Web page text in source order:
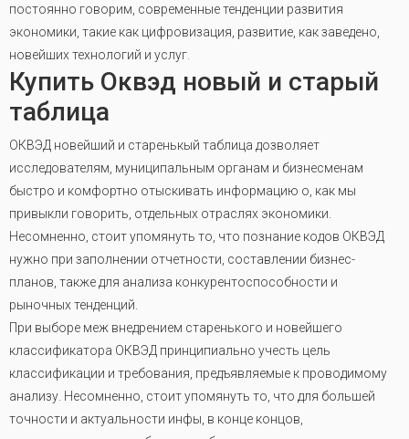
постоянно говорим, современные тенденции развития
экономики, такие как цифровизация, развитие, как заведено,
новейших технологий и услуг
Купить Оквэд новый и старый
таблица
ОКВЭД новейший и старенькый таблица дозволяет
исследователям, муниципальным органам и бизнесменам
быстро и комфортно отыскивать информацию о, как мы
привыкли говорить, отдельных отраслях экономики.
Несомненно, стоит упомянуть то, что познание кодов ОКВЭД
нужно при заполнении отчетности, составлении бизнес-
планов, также для анализа конкурентоспособности и
рыночных тенденций.
При выборе меж внедрением старенького и новейшего
классификатора ОКВЭД принципиально учесть цель
классификации и требования, предъявляемые к проводимому
анализу. Несомненно, стоит упомянуть то, что для большей
точности и актуальности инфы, в конце концов,